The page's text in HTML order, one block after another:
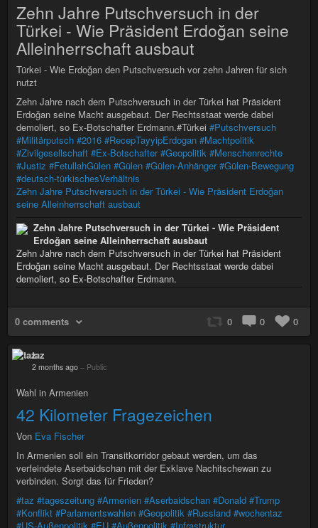
Zehn Jahre Putschversuch in der
Türkei - Wie Präsident Erdoğan seine
Alleinherrschaft ausbaut
Türkei - Wie Erdoğan den Putschversuch vor zehn Jahren für sich
nutzt
Zehn Jahre nach dem Putschversuch in der Türkei hat Präsident
Erdoğan seine Macht ausgebaut. Der Rechtsstaat werde dabei
demoliert, so Ex-Botschafter Erdmann.#Türkei #Putschversuch
#Militärputsch #2016 #RecepTayyipErdogan #Machtpolitik
#Zivilgesellschaft #Ex-Botschafter #Geopolitik #Menschenrechte
#Justiz #FetullahGülen #Gülen #Gülen-Anhänger #Gülen-Bewegung
#deutsch-türkischesVerhältnis
Zehn Jahre Putschversuch in der Türkei - Wie Präsident Erdoğan
seine Alleinherrschaft ausbaut
Zehn Jahre Putschversuch in der Türkei - Wie Präsident
Erdoğan seine Alleinherrschaft ausbaut
Zehn Jahre nach dem Putschversuch in der Türkei hat Präsident
Erdoğan seine Macht ausgebaut. Der Rechtsstaat werde dabei
demoliert, so Ex-Botschafter Erdmann.
0 comments 0 0 0
taz
2 months ago – Public
Wahl in Armenien
42 Kilometer Fragezeichen
Von Eva Fischer
In Armenien soll ein Transitkorridor gebaut werden, um das
verfeindete Aserbaidschan mit der Exklave Nachitschewan zu
verbinden. Sorgt das für Frieden?
#taz #tageszeitung #Armenien #Aserbaidschan #Donald #Trump
#Konflikt #Parlamentswahlen #Geopolitik #Russland #wochentaz